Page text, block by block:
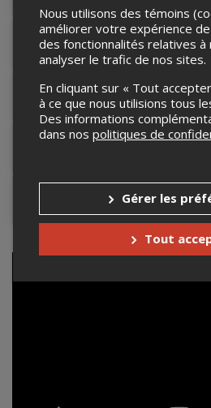
Accès au site de
Informations relatives
Contacter l'organisateur
Nous utilisons des témoins
améliorer votre expérience
des fonctionnalités relatives
analyser le trafic de nos sites.
En cliquant sur « Tout
à ce que nous utilisions tous
Des informations
dans nos politiques de
Gérer les
Tout